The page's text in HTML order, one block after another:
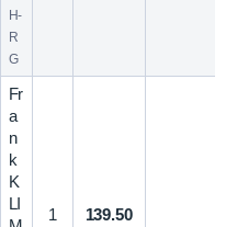
H-
R
G
Fr
a
n
k
K
LI
1 139.50